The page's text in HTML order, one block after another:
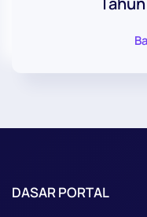
DASAR PORTAL